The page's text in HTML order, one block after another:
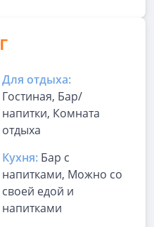
Для отдыха:
Гостиная, Бар/
напитки, Комната
отдыха
Кухня: Бар с
напитками, Можно со
своей едой и
напитками